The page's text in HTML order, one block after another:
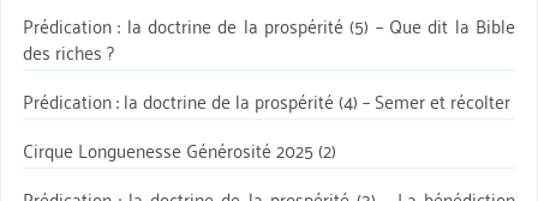
Prédication : la doctrine de la prospérité (5) – Que dit la Bible
des riches ?
Prédication : la doctrine de la prospérité (4) – Semer et récolter
Cirque Longuenesse Générosité 2025 (2)